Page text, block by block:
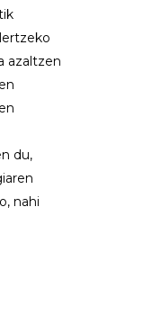
azaltzen
du,
nahi